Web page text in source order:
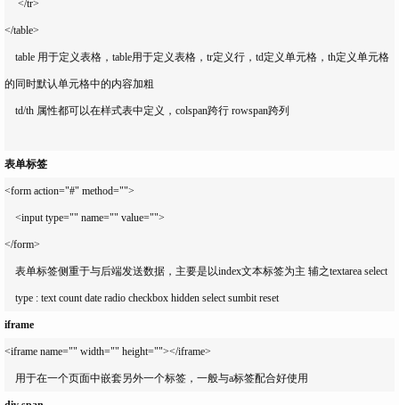
</table>
的同时默认单元格中的内容加粗
表单标签
<form action="#" method="">
</form>
iframe
<iframe name="" width="" height=""></iframe>